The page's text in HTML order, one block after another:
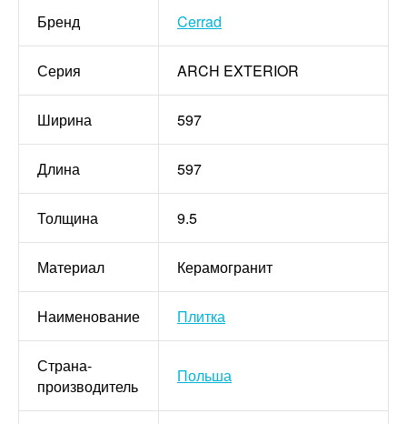
Бренд Cerrad
Серия ARCH EXTERIOR
Ширина 597
Длина 597
Толщина 9.5
Материал Керамогранит
Наименование Плитка
Страна-
производитель
Польша